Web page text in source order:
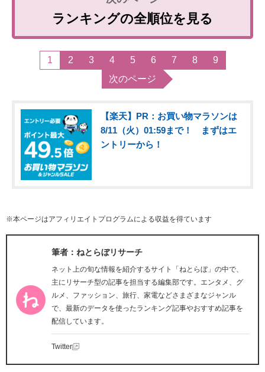
ランキングの全順位を見る
1 2 3 4 5 6 7 8
9
次のページ
【楽天】PR：お買い物マラソンは
8/11（火）01:59まで！ まずはエ
ントリーから！
※本ページはアフィリエイトプログラムによる収益を得ています
筆者：ねとらぼリサーチ
ネット上の旬な情報を紹介するサイト「ねとらぼ」の中で、
主にリサーチ型の記事を担当する編集部です。エンタメ、グ
ルメ、ファッション、旅行、家電などさまざまなジャンル
で、最新のデータを使ったランキング記事やおすすめ記事を
配信しています。
Twitter